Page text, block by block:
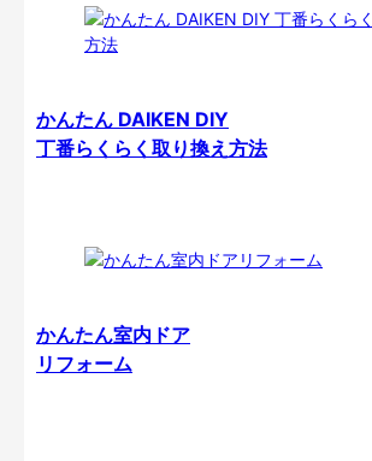
かんたん DAIKEN DIY
丁番らくらく取り換え方法
かんたん室内ドア
リフォーム